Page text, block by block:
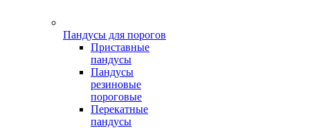
Пандусы для порогов
Приставные
пандусы
Пандусы
резиновые
пороговые
Перекатные
пандусы